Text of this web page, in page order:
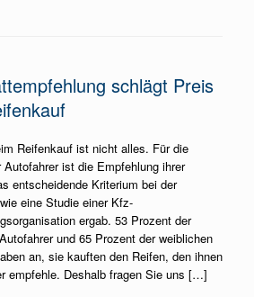
schlägt Preis
Reifenkauf ist nicht alles. Für die
Autofahrer ist die Empfehlung ihrer
entscheidende Kriterium bei der
eine Studie einer Kfz-
ergab. 53 Prozent der
und 65 Prozent der weiblichen
an, sie kauften den Reifen, den ihnen
empfehle. Deshalb fragen Sie uns […]